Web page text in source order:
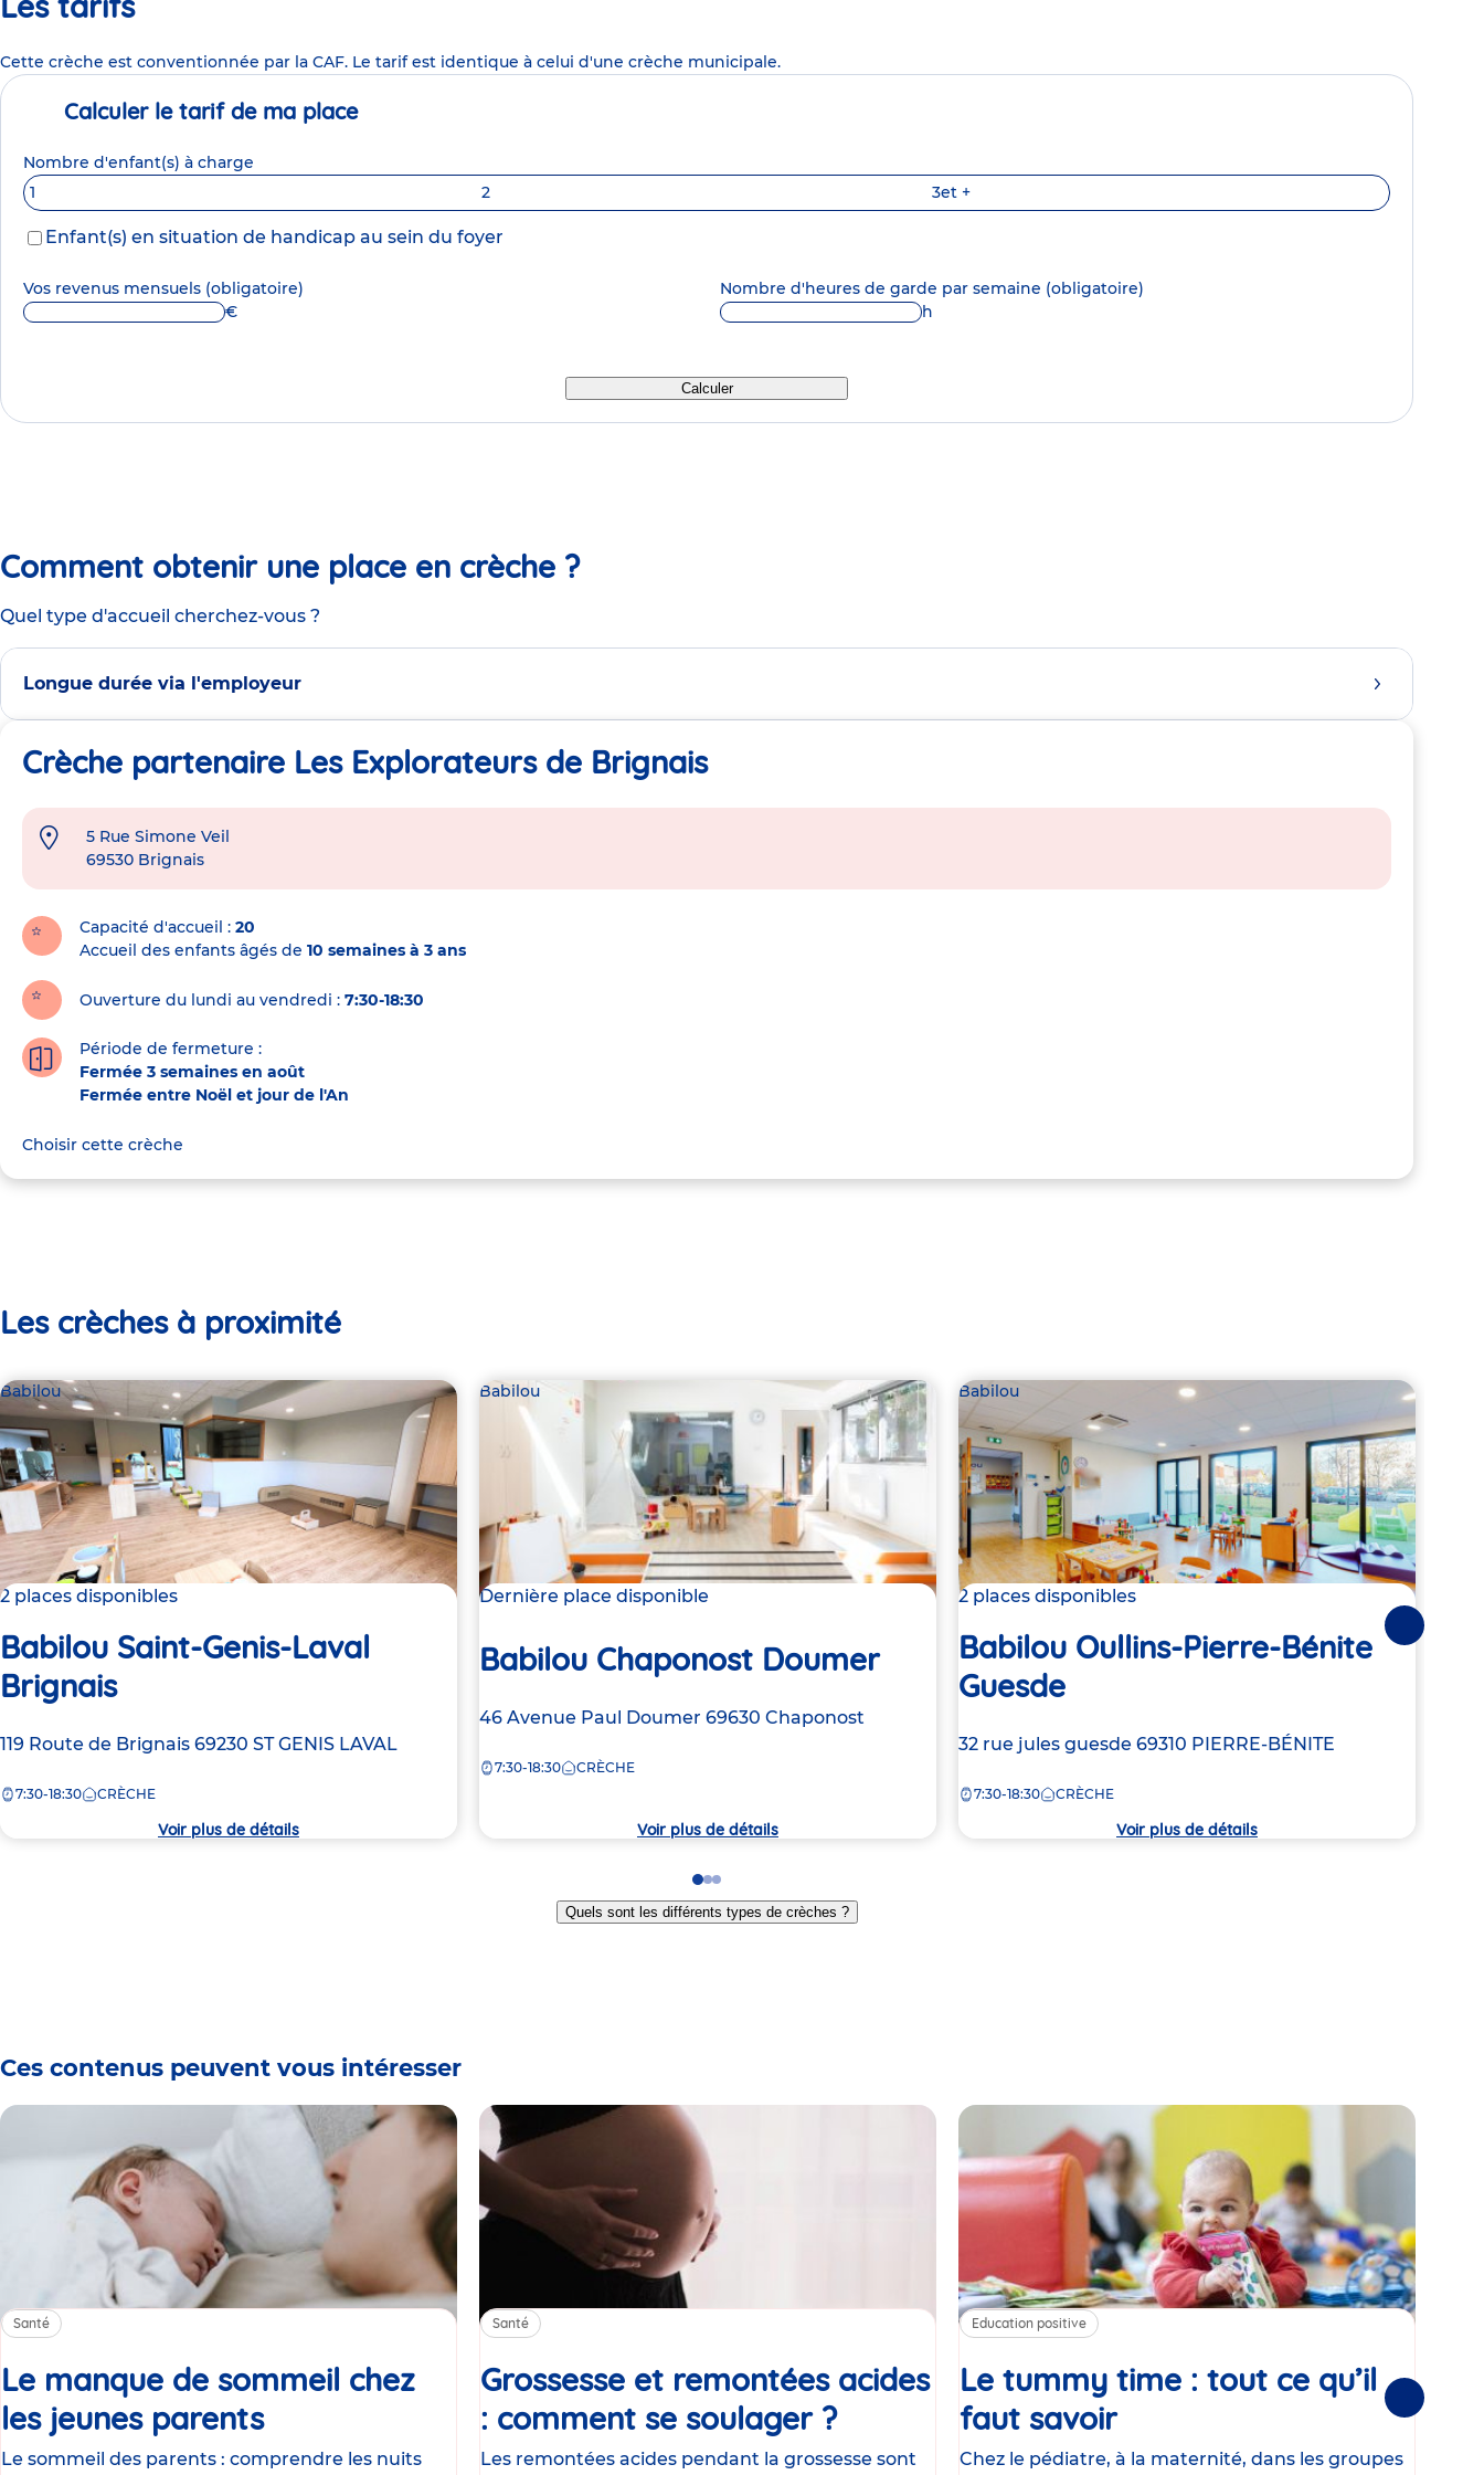
Cette crèche est conventionnée par la CAF. Le tarif est identique à celui d'une crèche municipale.
Calculer le tarif de ma place
Nombre d'enfant(s) à charge
1
2 3et +
Enfant(s) en situation de handicap au sein du foyer
Vos revenus mensuels (obligatoire)
€
Nombre d'heures de garde par semaine (obligatoire)
h
Calculer
Comment obtenir une place en crèche ?
Quel type d'accueil cherchez-vous ?
Longue durée via l'employeur
Crèche partenaire Les Explorateurs de Brignais
Adresse
crèche
5 Rue Simone Veil
69530 Brignais
Capacité d'accueil
20
Accueil des enfants âgés de 10 semaines à 3 ans
Ouverture du lundi au vendredi : 7:30-18:30
Période de fermeture :
Fermée 3 semaines en août
Fermée entre Noël et jour de l'An
Choisir cette crèche
Les crèches à proximité
Babilou
2 places disponibles
Babilou Saint-Genis-Laval
Brignais
Adresse
la
119 Route de Brignais 69230 ST GENIS LAVAL
7:30-18:30 CRÈCHE
Voir plus de détails
Babilou
Dernière place disponible
Babilou Chaponost Doumer
Adresse
la
46 Avenue Paul Doumer 69630 Chaponost
7:30-18:30 CRÈCHE
Voir plus de détails
Babilou
2 places disponibles
Babilou Oullins-Pierre-Bénite
Guesde
Adresse
la
32 rue jules guesde 69310 PIERRE-BÉNITE
7:30-18:30 CRÈCHE
Voir plus de détails
Suivantes
Go
to
slide
Go
to
slide
Go
to
slide
Quels sont les différents types de crèches ?
Ces contenus peuvent vous intéresser
Santé
Le manque de sommeil chez
les jeunes parentsArticle
Le sommeil des parents : comprendre les nuits
Santé
Grossesse et remontées acides
: comment se soulager ?Article
Les remontées acides pendant la grossesse sont
Education positive
Le tummy time : tout ce qu’il
faut savoirArticle
Chez le pédiatre, à la maternité, dans les groupes
Suivantes